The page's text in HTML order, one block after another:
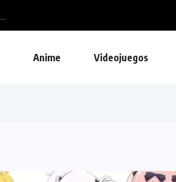
Anime Videojuegos